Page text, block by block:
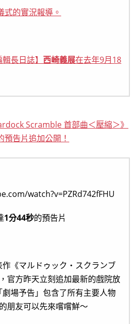
式的實況報導。
長日誌】 西崎義展在去年9月18
Scramble 首部曲＜壓縮＞》
告片追加公開！
watch?v=PZRd742fFHU
1分44秒的預告片
作《マルドゥック・スクランブ
官方昨天立刻追加最新的戲院放
場予告」包含了所有主要人物
朋友可以先來嚐嚐鮮～